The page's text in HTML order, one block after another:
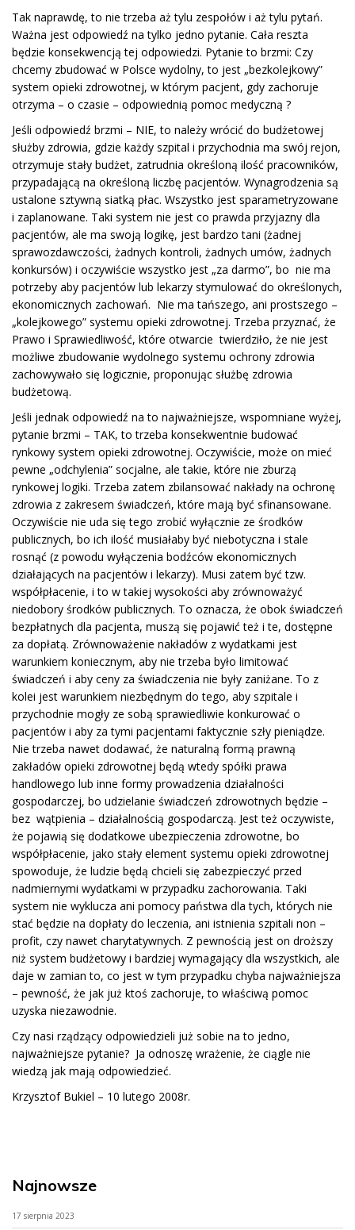
Tak naprawdę, to nie trzeba aż tylu zespołów i aż tylu pytań.
Ważna jest odpowiedź na tylko jedno pytanie. Cała reszta
będzie konsekwencją tej odpowiedzi. Pytanie to brzmi: Czy
chcemy zbudować w Polsce wydolny, to jest „bezkolejkowy”
system opieki zdrowotnej, w którym pacjent, gdy zachoruje
otrzyma – o czasie – odpowiednią pomoc medyczną ?
Jeśli odpowiedź brzmi – NIE, to należy wrócić do budżetowej
służby zdrowia, gdzie każdy szpital i przychodnia ma swój rejon,
otrzymuje stały budżet, zatrudnia określoną ilość pracowników,
przypadającą na określoną liczbę pacjentów. Wynagrodzenia są
ustalone sztywną siatką płac. Wszystko jest sparametryzowane
i zaplanowane. Taki system nie jest co prawda przyjazny dla
pacjentów, ale ma swoją logikę, jest bardzo tani (żadnej
sprawozdawczości, żadnych kontroli, żadnych umów, żadnych
konkursów) i oczywiście wszystko jest „za darmo”, bo nie ma
potrzeby aby pacjentów lub lekarzy stymulować do określonych,
ekonomicznych zachowań. Nie ma tańszego, ani prostszego –
„kolejkowego” systemu opieki zdrowotnej. Trzeba przyznać, że
Prawo i Sprawiedliwość, które otwarcie twierdziło, że nie jest
możliwe zbudowanie wydolnego systemu ochrony zdrowia
zachowywało się logicznie, proponując służbę zdrowia
budżetową.
Jeśli jednak odpowiedź na to najważniejsze, wspomniane wyżej,
pytanie brzmi – TAK, to trzeba konsekwentnie budować
rynkowy system opieki zdrowotnej. Oczywiście, może on mieć
pewne „odchylenia” socjalne, ale takie, które nie zburzą
rynkowej logiki. Trzeba zatem zbilansować nakłady na ochronę
zdrowia z zakresem świadczeń, które mają być sfinansowane.
Oczywiście nie uda się tego zrobić wyłącznie ze środków
publicznych, bo ich ilość musiałaby być niebotyczna i stale
rosnąć (z powodu wyłączenia bodźców ekonomicznych
działających na pacjentów i lekarzy). Musi zatem być tzw.
współpłacenie, i to w takiej wysokości aby zrównoważyć
niedobory środków publicznych. To oznacza, że obok świadczeń
bezpłatnych dla pacjenta, muszą się pojawić też i te, dostępne
za dopłatą. Zrównoważenie nakładów z wydatkami jest
warunkiem koniecznym, aby nie trzeba było limitować
świadczeń i aby ceny za świadczenia nie były zaniżane. To z
kolei jest warunkiem niezbędnym do tego, aby szpitale i
przychodnie mogły ze sobą sprawiedliwie konkurować o
pacjentów i aby za tymi pacjentami faktycznie szły pieniądze.
Nie trzeba nawet dodawać, że naturalną formą prawną
zakładów opieki zdrowotnej będą wtedy spółki prawa
handlowego lub inne formy prowadzenia działalności
gospodarczej, bo udzielanie świadczeń zdrowotnych będzie –
bez wątpienia – działalnością gospodarczą. Jest też oczywiste,
że pojawią się dodatkowe ubezpieczenia zdrowotne, bo
współpłacenie, jako stały element systemu opieki zdrowotnej
spowoduje, że ludzie będą chcieli się zabezpieczyć przed
nadmiernymi wydatkami w przypadku zachorowania. Taki
system nie wyklucza ani pomocy państwa dla tych, których nie
stać będzie na dopłaty do leczenia, ani istnienia szpitali non –
profit, czy nawet charytatywnych. Z pewnością jest on droższy
niż system budżetowy i bardziej wymagający dla wszystkich, ale
daje w zamian to, co jest w tym przypadku chyba najważniejsza
– pewność, że jak już ktoś zachoruje, to właściwą pomoc
uzyska niezawodnie.
Czy nasi rządzący odpowiedzieli już sobie na to jedno,
najważniejsze pytanie? Ja odnoszę wrażenie, że ciągle nie
wiedzą jak mają odpowiedzieć.
Krzysztof Bukiel – 10 lutego 2008r.
Najnowsze
17 sierpnia 2023